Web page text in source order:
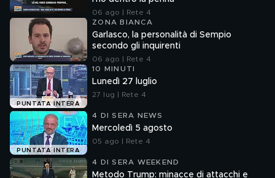
06 ago | Rete 4
ZONA BIANCA
Garlasco, la personalità di Sempio
secondo gli inquirenti
06 ago | Rete 4
PUNTATA INTERA
10 MINUTI
Lunedì 27 luglio
27 lug | Rete 4
PUNTATA INTERA
4 DI SERA NEWS
Mercoledì 5 agosto
05 ago | Rete 4
4 DI SERA WEEKEND
Metodo Trump: minacce di attacchi e